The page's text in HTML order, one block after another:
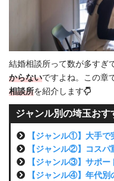
結婚相談所って数が多すぎ
からないですよね。この章
相談所を紹介します
ジャンル別の埼玉おす
【ジャンル①】大手
【ジャンル②】コス
【ジャンル③】サポ
【ジャンル④】年代